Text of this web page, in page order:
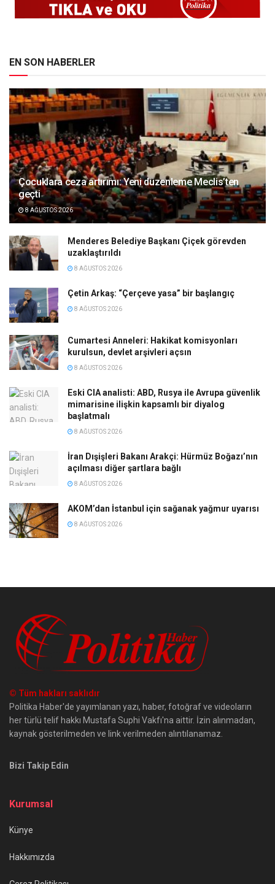
EN SON HABERLER
Çocuklara ceza artırımı: Yeni düzenleme Meclis’ten
geçti
8 AĞUSTOS 2026
Menderes Belediye Başkanı Çiçek görevden
uzaklaştırıldı
8 AĞUSTOS 2026
Çetin Arkaş: “Çerçeve yasa” bir başlangıç
8 AĞUSTOS 2026
Cumartesi Anneleri: Hakikat komisyonları
kurulsun, devlet arşivleri açsın
8 AĞUSTOS 2026
Eski CIA analisti: ABD, Rusya ile Avrupa güvenlik
mimarisine ilişkin kapsamlı bir diyalog
başlatmalı
8 AĞUSTOS 2026
İran Dışişleri Bakanı Arakçi: Hürmüz Boğazı’nın
açılması diğer şartlara bağlı
8 AĞUSTOS 2026
AKOM’dan İstanbul için sağanak yağmur uyarısı
8 AĞUSTOS 2026
© Tüm hakları saklıdır
Politika Haber'de yayımlanan yazı, haber, fotoğraf ve videoların
her türlü telif hakkı Mustafa Suphi Vakfı'na aittir. İzin alınmadan,
kaynak gösterilmeden ve link verilmeden alıntılanamaz.
Bizi Takip Edin
Kurumsal
Künye
Hakkımızda